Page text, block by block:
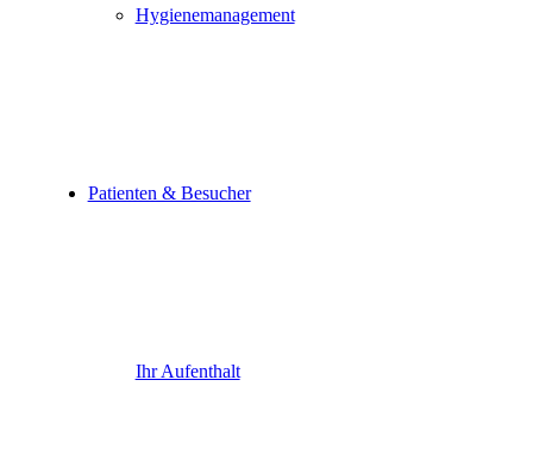
Hygienemanagement
Patienten & Besucher
Ihr Aufenthalt